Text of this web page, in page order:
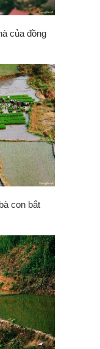
của đồng
con bắt